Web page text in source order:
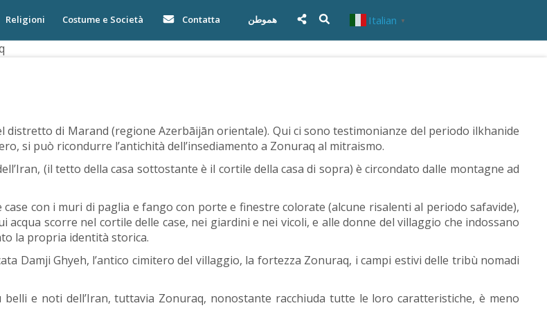
Religioni Costume e Società Contatta هموطن Italian ▼
di Marand (regione Azerbāijān orientale). Qui ci sono testimonianze del periodo ilkhanide
si può ricondurre l’antichità dell’insediamento a Zonuraq al mitraismo.
(il tetto della casa sottostante è il cortile della casa di sopra) è circondato dalle montagne ad
con i muri di paglia e fango con porte e finestre colorate (alcune risalenti al periodo safavide),
scorre nel cortile delle case, nei giardini e nei vicoli, e alle donne del villaggio che indossano
la propria identità storica.
Damji Ghyeh, l’antico cimitero del villaggio, la fortezza Zonuraq, i campi estivi delle tribù nomadi
e noti dell’Iran, tuttavia Zonuraq, nonostante racchiuda tutte le loro caratteristiche, è meno